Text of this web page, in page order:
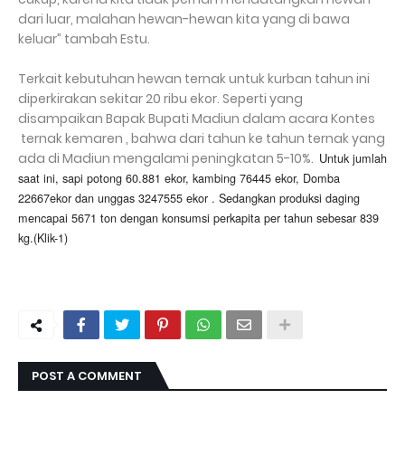
dari luar, malahan hewan-hewan kita yang di bawa
keluar” tambah Estu.
Terkait kebutuhan hewan ternak untuk kurban tahun ini
diperkirakan sekitar 20 ribu ekor. Seperti yang
disampaikan Bapak Bupati Madiun dalam acara Kontes
ternak kemaren , bahwa dari tahun ke tahun ternak yang
ada di Madiun mengalami peningkatan 5-10%. Untuk jumlah
saat ini, sapi potong 60.881 ekor, kambing 76445 ekor, Domba
22667ekor dan unggas 3247555 ekor . Sedangkan produksi daging
mencapai 5671 ton dengan konsumsi perkapita per tahun sebesar 839
kg.(Klik-1)
POST A COMMENT